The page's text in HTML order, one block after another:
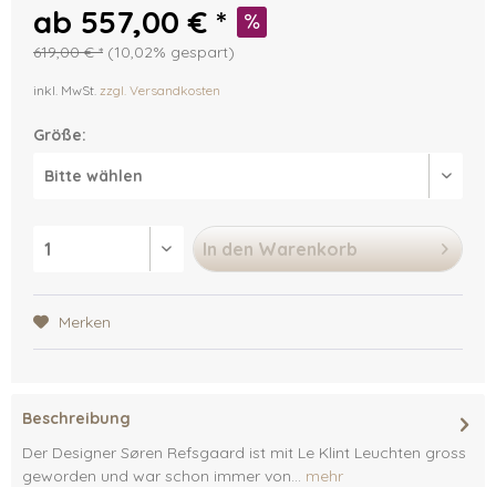
ab 557,00 € *
619,00 € * (10,02% gespart)
inkl. MwSt. zzgl. Versandkosten
Größe:
In den Warenkorb
Merken
Beschreibung
Der Designer Søren Refsgaard ist mit Le Klint Leuchten gross
geworden und war schon immer von... mehr